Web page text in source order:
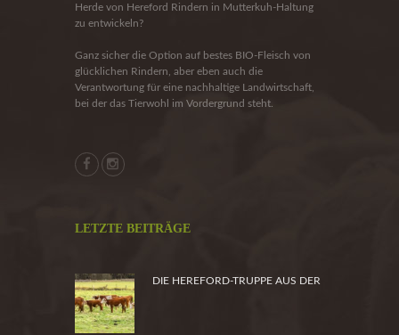
Herde von Hereford Rindern in Mutterkuh-Haltung
zu entwickeln?
Ganz sicher die Option auf bestes BIO-Fleisch von
glücklichen Rindern, aber eben auch die
Verantwortung für eine nachhaltige Landwirtschaft,
bei der das Tierwohl im Vordergrund steht.
LETZTE BEITRÄGE
DIE HEREFORD-TRUPPE AUS DER